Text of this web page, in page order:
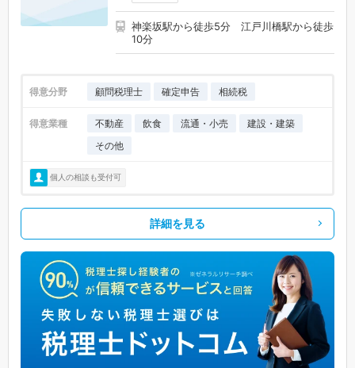
神楽坂駅から徒歩5分 江戸川橋駅から徒歩
10分
得意分野 顧問税理士 確定申告 相続税
得意業種 不動産 飲食 流通・小売
建設・建築
その他
個人の相談も受付可
詳細を見る